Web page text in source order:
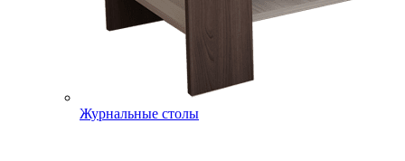
Журнальные столы